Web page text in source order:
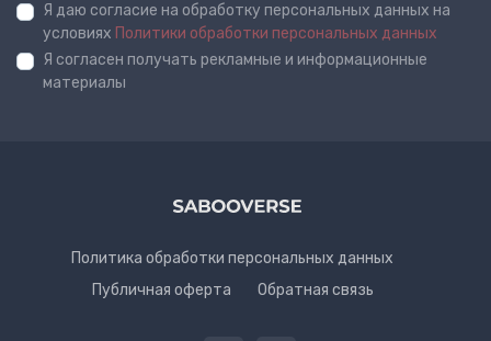
Я даю согласие на обработку персональных данных на
условиях Политики обработки персональных данных
Я согласен получать рекламные и информационные
материалы
Политика обработки персональных данных
Публичная оферта
Обратная связь